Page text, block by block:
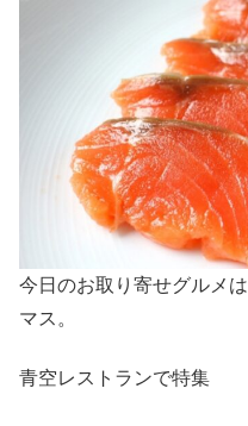
今日のお取り寄せグルメ
マス。
青空レストランで特集